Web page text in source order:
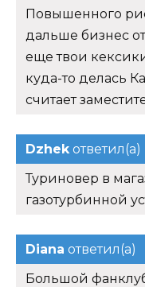
Повышенного
дальше бизнес
еще твои
куда-то делась
считает
Dzhekответил(а)
Туриновер в
газотурбинной
Diana ответил(а)
Большой